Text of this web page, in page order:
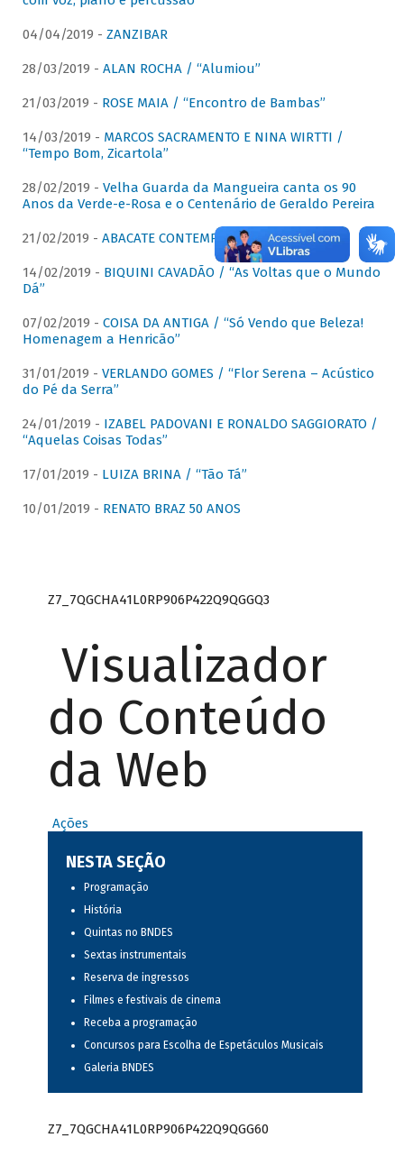
04/04/2019 - ZANZIBAR
28/03/2019 - ALAN ROCHA / “Alumiou”
21/03/2019 - ROSE MAIA / “Encontro de Bambas”
14/03/2019 - MARCOS SACRAMENTO E NINA WIRTTI /
“Tempo Bom, Zicartola”
28/02/2019 - Velha Guarda da Mangueira canta os 90
Anos da Verde-e-Rosa e o Centenário de Geraldo Pereira
21/02/2019 - ABACATE CONTEMPORÂNEO
14/02/2019 - BIQUINI CAVADÃO / “As Voltas que o Mundo
Dá”
07/02/2019 - COISA DA ANTIGA / “Só Vendo que Beleza!
Homenagem a Henricão”
31/01/2019 - VERLANDO GOMES / “Flor Serena – Acústico
do Pé da Serra”
24/01/2019 - IZABEL PADOVANI E RONALDO SAGGIORATO /
“Aquelas Coisas Todas”
17/01/2019 - LUIZA BRINA / “Tão Tá”
10/01/2019 - RENATO BRAZ 50 ANOS
Z7_7QGCHA41L0RP906P422Q9QGGQ3
Visualizador
do Conteúdo
da Web
Ações
NESTA SEÇÃO
Programação
História
Quintas no BNDES
Sextas instrumentais
Reserva de ingressos
Filmes e festivais de cinema
Receba a programação
Concursos para Escolha de Espetáculos Musicais
Galeria BNDES
Z7_7QGCHA41L0RP906P422Q9QGG60